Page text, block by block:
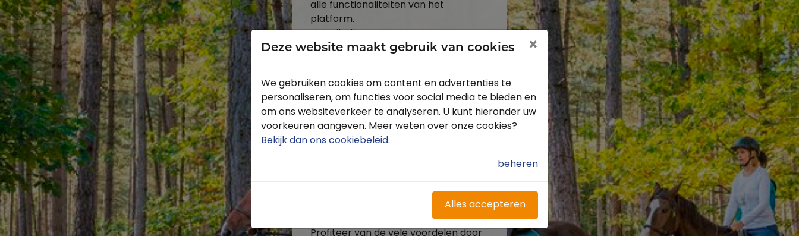
alle functionaliteiten van het
platform.
Toon
Inloggen
Wachtwoord vergeten?
Heb je nog geen account?
Profiteer van de vele voordelen door
Deze website maakt gebruik van cookies ×
We gebruiken cookies om content en advertenties te
personaliseren, om functies voor social media te bieden en
om ons websiteverkeer te analyseren. U kunt hieronder uw
voorkeuren aangeven. Meer weten over onze cookies?
Bekijk dan ons cookiebeleid.
beheren
Alles accepteren